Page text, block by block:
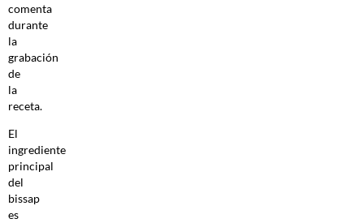
comenta
durante
la
grabación
de
la
receta.
El
ingrediente
principal
del
bissap
es